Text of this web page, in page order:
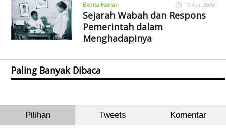
Berita Harian 16 Apr 2020
Sejarah Wabah dan Respons
Pemerintah dalam
Menghadapinya
Paling Banyak Dibaca
Pilihan Tweets Komentar